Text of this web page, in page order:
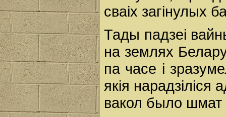
сваіх загінулых
Тады падзеі
на землях
па часе і
якія нарадзіліся
вакол было шмат